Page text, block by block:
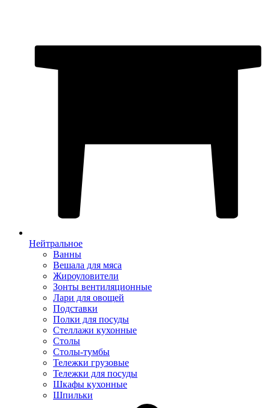
Нейтральное
Ванны
Вешала для мяса
Жироуловители
Зонты вентиляционные
Лари для овощей
Подставки
Полки для посуды
Стеллажи кухонные
Столы
Столы-тумбы
Тележки грузовые
Тележки для посуды
Шкафы кухонные
Шпильки